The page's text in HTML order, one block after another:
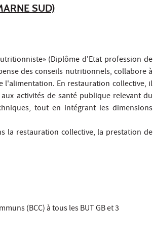
SUD)
(Diplôme d'Etat profession de
des conseils nutritionnels, collabore à
En restauration collective, il
activités de santé publique relevant du
tout en intégrant les dimensions
la restauration collective, la prestation de
(BCC) à tous les BUT GB et 3